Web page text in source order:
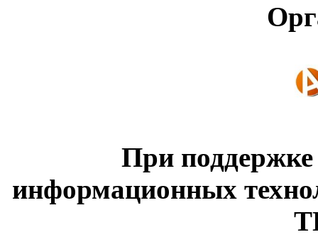
При
информационных